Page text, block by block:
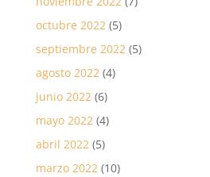
octubre 2022(5)
septiembre 2022(5)
agosto 2022(4)
junio 2022(6)
mayo 2022(4)
abril 2022(5)
marzo 2022(10)